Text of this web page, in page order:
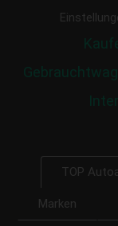
TOP
Marken